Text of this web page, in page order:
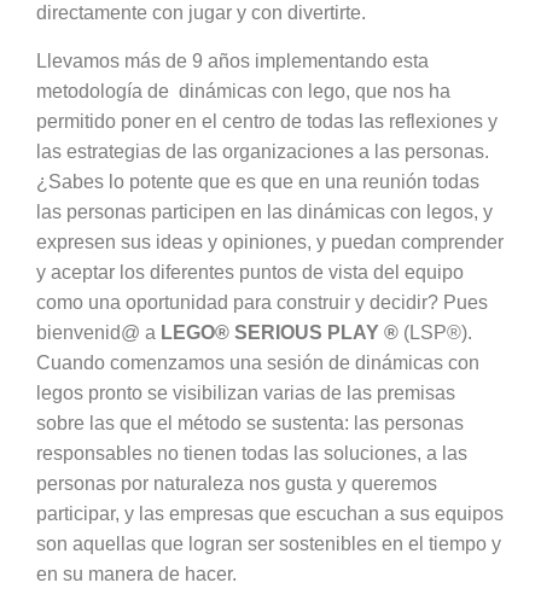
directamente con jugar y con divertirte.
Llevamos más de 9 años implementando esta
metodología de dinámicas con lego, que nos ha
permitido poner en el centro de todas las reflexiones y
las estrategias de las organizaciones a las personas.
¿Sabes lo potente que es que en una reunión todas
las personas participen en las dinámicas con legos, y
expresen sus ideas y opiniones, y puedan comprender
y aceptar los diferentes puntos de vista del equipo
como una oportunidad para construir y decidir? Pues
bienvenid@ a LEGO® SERIOUS PLAY ® (LSP®).
Cuando comenzamos una sesión de dinámicas con
legos pronto se visibilizan varias de las premisas
sobre las que el método se sustenta: las personas
responsables no tienen todas las soluciones, a las
personas por naturaleza nos gusta y queremos
participar, y las empresas que escuchan a sus equipos
son aquellas que logran ser sostenibles en el tiempo y
en su manera de hacer.